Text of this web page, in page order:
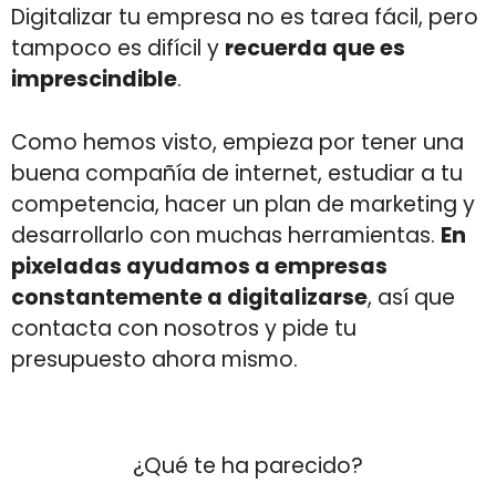
Digitalizar tu empresa no es tarea fácil, pero
tampoco es difícil y recuerda que es
imprescindible.
Como hemos visto, empieza por tener una
buena compañía de internet, estudiar a tu
competencia, hacer un plan de marketing y
desarrollarlo con muchas herramientas. En
pixeladas ayudamos a empresas
constantemente a digitalizarse, así que
contacta con nosotros y pide tu
presupuesto ahora mismo.
¿Qué te ha parecido?